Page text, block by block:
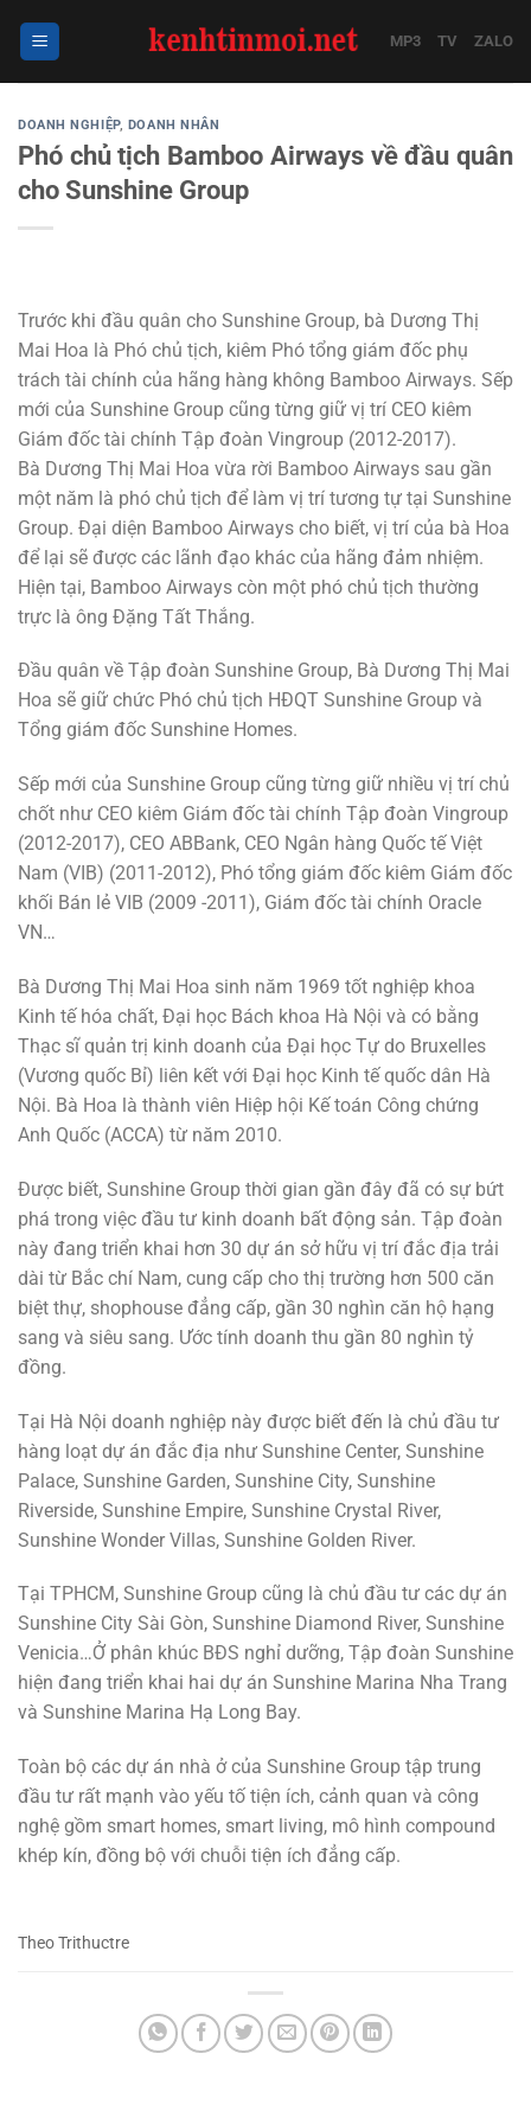
MP3 TV ZALO
DOANH NGHIỆP, DOANH NHÂN
Phó chủ tịch Bamboo Airways về đầu quân
cho Sunshine Group
Trước khi đầu quân cho Sunshine Group, bà Dương Thị
Mai Hoa là Phó chủ tịch, kiêm Phó tổng giám đốc phụ
trách tài chính của hãng hàng không Bamboo Airways. Sếp
mới của Sunshine Group cũng từng giữ vị trí CEO kiêm
Giám đốc tài chính Tập đoàn Vingroup (2012-2017).
Bà Dương Thị Mai Hoa vừa rời Bamboo Airways sau gần
một năm là phó chủ tịch để làm vị trí tương tự tại Sunshine
Group. Đại diện Bamboo Airways cho biết, vị trí của bà Hoa
để lại sẽ được các lãnh đạo khác của hãng đảm nhiệm.
Hiện tại, Bamboo Airways còn một phó chủ tịch thường
trực là ông Đặng Tất Thắng.
Đầu quân về Tập đoàn Sunshine Group, Bà Dương Thị Mai
Hoa sẽ giữ chức Phó chủ tịch HĐQT Sunshine Group và
Tổng giám đốc Sunshine Homes.
Sếp mới của Sunshine Group cũng từng giữ nhiều vị trí chủ
chốt như CEO kiêm Giám đốc tài chính Tập đoàn Vingroup
(2012-2017), CEO ABBank, CEO Ngân hàng Quốc tế Việt
Nam (VIB) (2011-2012), Phó tổng giám đốc kiêm Giám đốc
khối Bán lẻ VIB (2009 -2011), Giám đốc tài chính Oracle
VN…
Bà Dương Thị Mai Hoa sinh năm 1969 tốt nghiệp khoa
Kinh tế hóa chất, Đại học Bách khoa Hà Nội và có bằng
Thạc sĩ quản trị kinh doanh của Đại học Tự do Bruxelles
(Vương quốc Bỉ) liên kết với Đại học Kinh tế quốc dân Hà
Nội. Bà Hoa là thành viên Hiệp hội Kế toán Công chứng
Anh Quốc (ACCA) từ năm 2010.
Được biết, Sunshine Group thời gian gần đây đã có sự bứt
phá trong việc đầu tư kinh doanh bất động sản. Tập đoàn
này đang triển khai hơn 30 dự án sở hữu vị trí đắc địa trải
dài từ Bắc chí Nam, cung cấp cho thị trường hơn 500 căn
biệt thự, shophouse đẳng cấp, gần 30 nghìn căn hộ hạng
sang và siêu sang. Ước tính doanh thu gần 80 nghìn tỷ
đồng.
Tại Hà Nội doanh nghiệp này được biết đến là chủ đầu tư
hàng loạt dự án đắc địa như Sunshine Center, Sunshine
Palace, Sunshine Garden, Sunshine City, Sunshine
Riverside, Sunshine Empire, Sunshine Crystal River,
Sunshine Wonder Villas, Sunshine Golden River.
Tại TPHCM, Sunshine Group cũng là chủ đầu tư các dự án
Sunshine City Sài Gòn, Sunshine Diamond River, Sunshine
Venicia…Ở phân khúc BĐS nghỉ dưỡng, Tập đoàn Sunshine
hiện đang triển khai hai dự án Sunshine Marina Nha Trang
và Sunshine Marina Hạ Long Bay.
Toàn bộ các dự án nhà ở của Sunshine Group tập trung
đầu tư rất mạnh vào yếu tố tiện ích, cảnh quan và công
nghệ gồm smart homes, smart living, mô hình compound
khép kín, đồng bộ với chuỗi tiện ích đẳng cấp.
Theo Trithuctre